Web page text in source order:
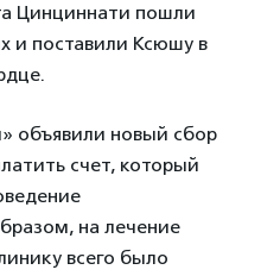
Цинциннати пошли
и поставили Ксюшу в
объявили новый сбор
счет, который
на лечение
всего было